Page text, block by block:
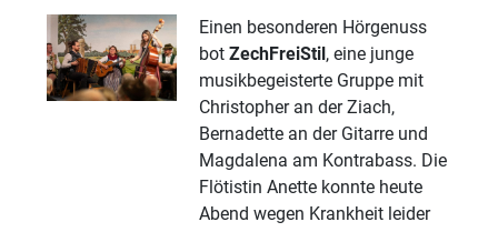
Einen besonderen Hörgenuss
bot ZechFreiStil, eine junge
musikbegeisterte Gruppe mit
Christopher an der Ziach,
Bernadette an der Gitarre und
Magdalena am Kontrabass. Die
Flötistin Anette konnte heute
Abend wegen Krankheit leider